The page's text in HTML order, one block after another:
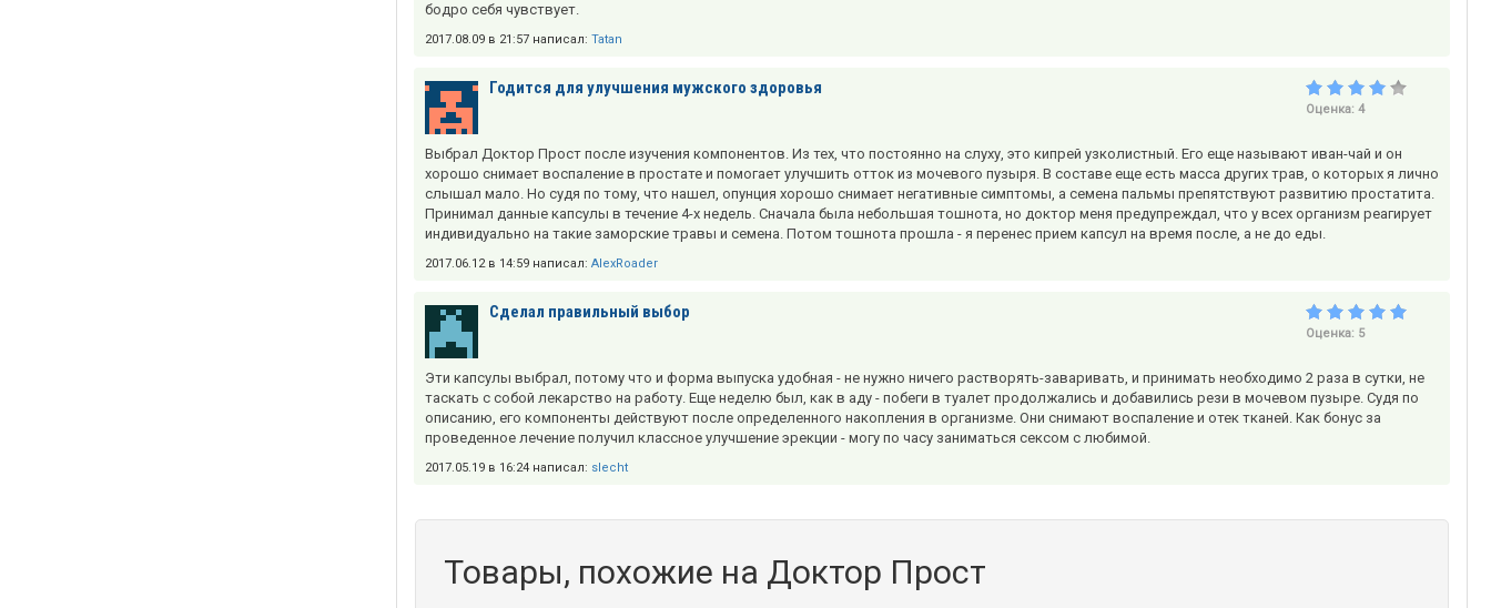
бодро себя чувствует.
2017.08.09 в 21:57 написал: Tatan
Годится для улучшения мужского здоровья
Оценка: 4
Выбрал Доктор Прост после изучения компонентов. Из тех, что постоянно на слуху, это кипрей узколистный. Его еще называют иван-чай и он
хорошо снимает воспаление в простате и помогает улучшить отток из мочевого пузыря. В составе еще есть масса других трав, о которых я лично
слышал мало. Но судя по тому, что нашел, опунция хорошо снимает негативные симптомы, а семена пальмы препятствуют развитию простатита.
Принимал данные капсулы в течение 4-х недель. Сначала была небольшая тошнота, но доктор меня предупреждал, что у всех организм реагирует
индивидуально на такие заморские травы и семена. Потом тошнота прошла - я перенес прием капсул на время после, а не до еды.
2017.06.12 в 14:59 написал: AlexRoader
Сделал правильный выбор
Оценка: 5
Эти капсулы выбрал, потому что и форма выпуска удобная - не нужно ничего растворять-заваривать, и принимать необходимо 2 раза в сутки, не
таскать с собой лекарство на работу. Еще неделю был, как в аду - побеги в туалет продолжались и добавились рези в мочевом пузыре. Судя по
описанию, его компоненты действуют после определенного накопления в организме. Они снимают воспаление и отек тканей. Как бонус за
проведенное лечение получил классное улучшение эрекции - могу по часу заниматься сексом с любимой.
2017.05.19 в 16:24 написал: slecht
Товары, похожие на Доктор Прост